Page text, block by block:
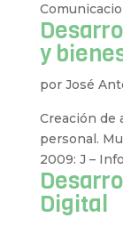
y
por José
Creación de
personal.
2009: J –
Digital